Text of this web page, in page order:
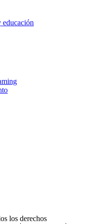
educación
los derechos